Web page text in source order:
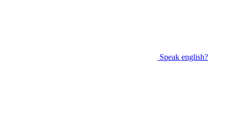
Speak english?